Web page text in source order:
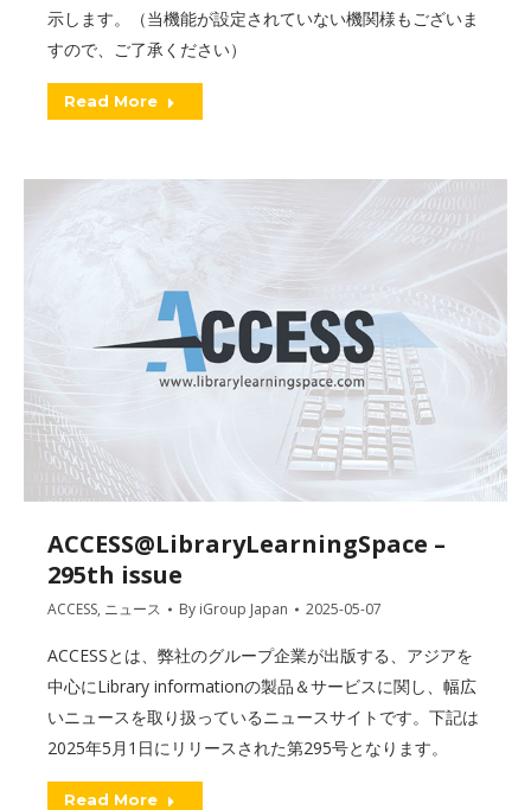
示します。（当機能が設定されていない機関様もございま
すので、ご了承ください）
Read More
ACCESS@LibraryLearningSpace –
295th issue
ACCESS, ニュース By iGroup Japan 2025-05-07
ACCESSとは、弊社のグループ企業が出版する、アジアを
中心にLibrary informationの製品＆サービスに関し、幅広
いニュースを取り扱っているニュースサイトです。下記は
2025年5月1日にリリースされた第295号となります。
Read More